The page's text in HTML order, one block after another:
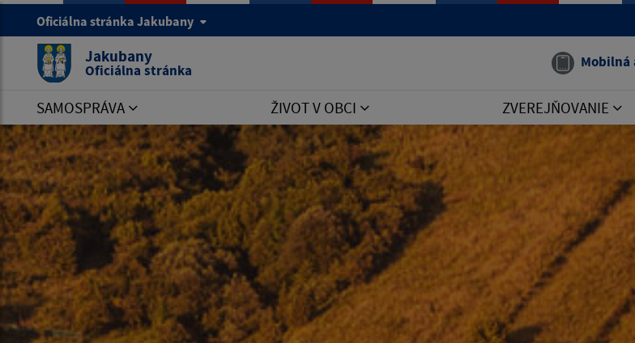
Oficiálna stránka Jakubany
Jakubany
Oficiálna stránka Mobilná
SAMOSPRÁVA ŽIVOT V OBCI ZVEREJŇOVANIE